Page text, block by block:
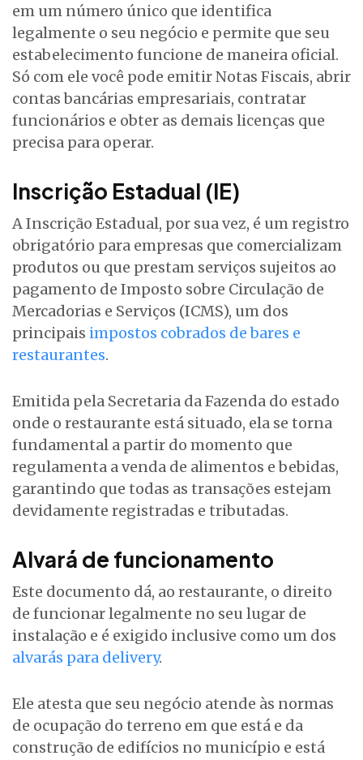
em um número único que identifica
legalmente o seu negócio e permite que seu
estabelecimento funcione de maneira oficial.
Só com ele você pode emitir Notas Fiscais, abrir
contas bancárias empresariais, contratar
funcionários e obter as demais licenças que
precisa para operar.
Inscrição Estadual (IE)
A Inscrição Estadual, por sua vez, é um registro
obrigatório para empresas que comercializam
produtos ou que prestam serviços sujeitos ao
pagamento de Imposto sobre Circulação de
Mercadorias e Serviços (ICMS), um dos
principais impostos cobrados de bares e
restaurantes.
Emitida pela Secretaria da Fazenda do estado
onde o restaurante está situado, ela se torna
fundamental a partir do momento que
regulamenta a venda de alimentos e bebidas,
garantindo que todas as transações estejam
devidamente registradas e tributadas.
Alvará de funcionamento
Este documento dá, ao restaurante, o direito
de funcionar legalmente no seu lugar de
instalação e é exigido inclusive como um dos
alvarás para delivery.
Ele atesta que seu negócio atende às normas
de ocupação do terreno em que está e da
construção de edifícios no município e está